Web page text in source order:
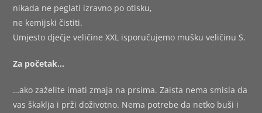
nikada ne peglati izravno po otisku,
ne kemijski čistiti.
Umjesto dječje veličine XXL isporučujemo mušku veličinu S.
Za početak…
…ako zaželite imati zmaja na prsima. Zaista nema smisla da
vas škaklja i prži doživotno. Nema potrebe da netko buši i